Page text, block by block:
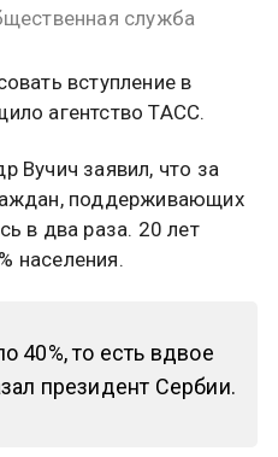
служба
вступление в
агентство ТАСС.
Вучич заявил, что за
поддерживающих
в два раза. 20 лет
населения.
40%, то есть вдвое
президент Сербии.